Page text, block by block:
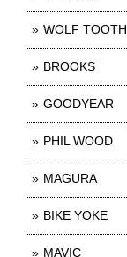
WOLF TOOTH
BROOKS
GOODYEAR
PHIL WOOD
MAGURA
BIKE YOKE
MAVIC